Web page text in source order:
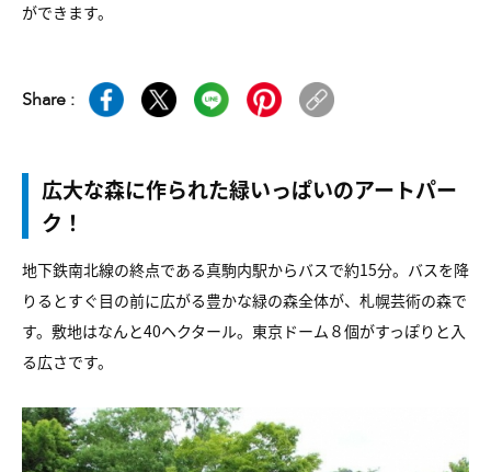
ができます。
Share :
広大な森に作られた緑いっぱいのアートパー
ク！
地下鉄南北線の終点である真駒内駅からバスで約15分。バスを降
りるとすぐ目の前に広がる豊かな緑の森全体が、札幌芸術の森で
す。敷地はなんと40ヘクタール。東京ドーム８個がすっぽりと入
る広さです。